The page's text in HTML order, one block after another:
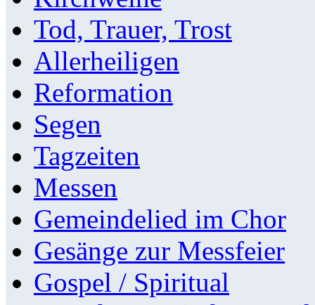
Tod, Trauer, Trost
Allerheiligen
Reformation
Segen
Tagzeiten
Messen
Gemeindelied im Chor
Gesänge zur Messfeier
Gospel / Spiritual